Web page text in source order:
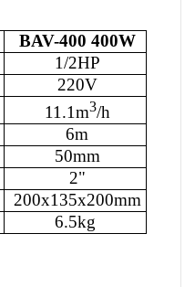
BAV-400 400W
1/2HP
220V
11.1m3/h
6m
50mm
2"
200x135x200mm
6.5kg